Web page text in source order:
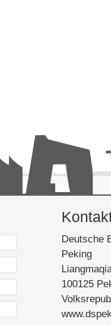
Deutsche
Peking
100125